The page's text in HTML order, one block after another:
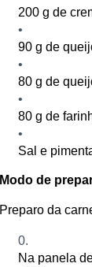
200 g de
90 g de
80 g de
80 g de
Sal e
Modo de
Preparo da
Na panela